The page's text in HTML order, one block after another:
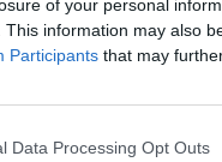
of your personal
This information may also
Participants that may
Data Processing Opt Outs
es la elección